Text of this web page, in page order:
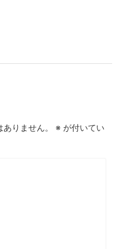
りません。 ※ が付いてい